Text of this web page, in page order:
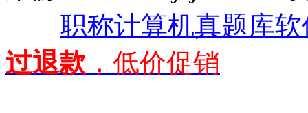
职称计算机真题库软
过退款 ，低价促销